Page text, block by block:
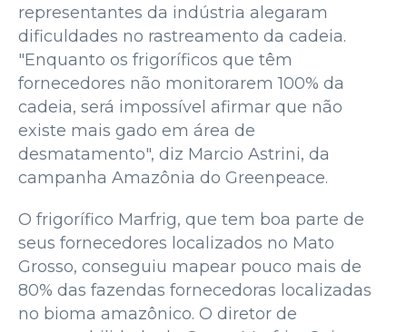
representantes da indústria alegaram
dificuldades no rastreamento da cadeia.
"Enquanto os frigoríficos que têm
fornecedores não monitorarem 100% da
cadeia, será impossível afirmar que não
existe mais gado em área de
desmatamento", diz Marcio Astrini, da
campanha Amazônia do Greenpeace.
O frigorífico Marfrig, que tem boa parte de
seus fornecedores localizados no Mato
Grosso, conseguiu mapear pouco mais de
80% das fazendas fornecedoras localizadas
no bioma amazônico. O diretor de